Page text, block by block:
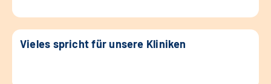
Vieles spricht für unsere Kliniken